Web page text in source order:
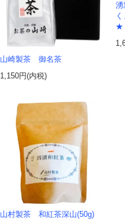
山崎製茶 御名茶
1,150円(内税)
★
山村製茶 和紅茶深山(50g)